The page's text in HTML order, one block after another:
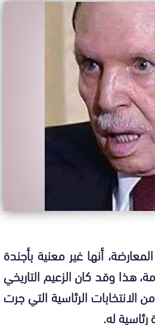
أنها غير معنية بأجندة
هذا وقد كان الزعيم التاريخي
الرئاسية التي جرت